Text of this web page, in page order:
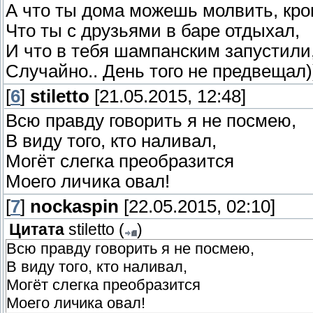
А что ты дома можешь молвить,
Что ты с друзьями в баре отдыхал,
И что в тебя шампанским
Случайно.. День того не
[6] stiletto [21.05.2015, 12:48]
Всю правду говорить я не посмею,
В виду того, кто наливал,
Могёт слегка преобразится
Моего личика овал!
[7] nockaspin [22.05.2015, 02:10]
Цитата stiletto (
)
Всю правду говорить я не посмею,
В виду того, кто наливал,
Могёт слегка преобразится
Моего личика овал!